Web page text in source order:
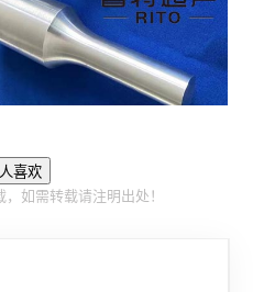
喜欢
如需转载请注明出处！